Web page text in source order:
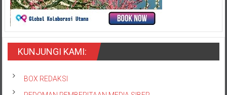
KUNJUNGI KAMI:
BOX REDAKSI